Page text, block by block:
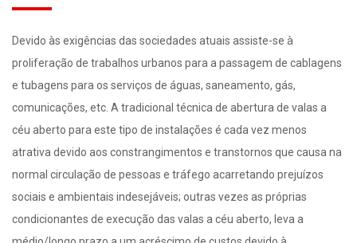
Devido às exigências das sociedades atuais assiste-se à
proliferação de trabalhos urbanos para a passagem de cablagens
e tubagens para os serviços de águas, saneamento, gás,
comunicações, etc. A tradicional técnica de abertura de valas a
céu aberto para este tipo de instalações é cada vez menos
atrativa devido aos constrangimentos e transtornos que causa na
normal circulação de pessoas e tráfego acarretando prejuízos
sociais e ambientais indesejáveis; outras vezes as próprias
condicionantes de execução das valas a céu aberto, leva a